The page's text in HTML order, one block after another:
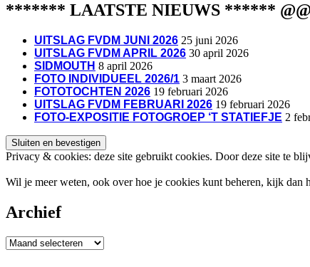
******* LAATSTE NIEUWS ******
UITSLAG FVDM JUNI 2026 25 juni 2026
UITSLAG FVDM APRIL 2026 30 april 2026
SIDMOUTH 8 april 2026
FOTO INDIVIDUEEL 2026/1 3 maart 2026
FOTOTOCHTEN 2026 19 februari 2026
UITSLAG FVDM FEBRUARI 2026 19 februari 2026
FOTO-EXPOSITIE FOTOGROEP ‘T STATIEFJE 2
Privacy & cookies: deze site gebruikt cookies. Door deze site te
Wil je meer weten, ook over hoe je cookies kunt beheren, kijk dan
Archief
Archief